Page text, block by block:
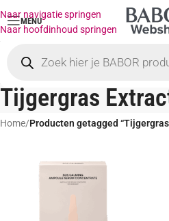
Naar navigatie springen
Naar hoofdinhoud springen
MENU
Tijgergras
Home/Producten getagged